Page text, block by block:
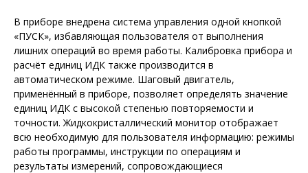
В приборе внедрена система управления одной кнопкой
«ПУСК», избавляющая пользователя от выполнения
лишних операций во время работы. Калибровка прибора и
расчёт единиц ИДК также производится в
автоматическом режиме. Шаговый двигатель,
применённый в приборе, позволяет определять значение
единиц ИДК с высокой степенью повторяемости и
точности. Жидкокристаллический монитор отображает
всю необходимую для пользователя информацию: режимы
работы программы, инструкции по операциям и
результаты измерений, сопровождающиеся